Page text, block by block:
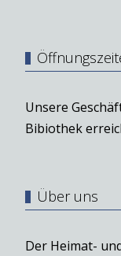
Unsere
Bibiothek
Über uns
Der Heimat-